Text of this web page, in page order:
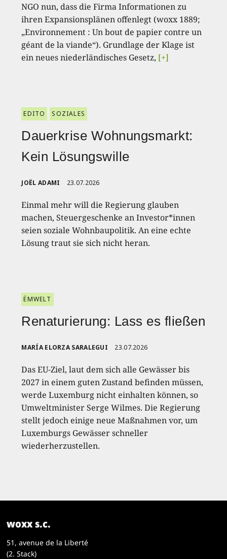
NGO nun, dass die Firma Informationen zu
ihren Expansionsplänen offenlegt (woxx 1889;
„Environnement : Un bout de papier contre un
géant de la viande“). Grundlage der Klage ist
ein neues niederländisches Gesetz, [+]
EDITO SOZIALES
Dauerkrise Wohnungsmarkt:
Kein Lösungswille
JOËL ADAMI 23.07.2026
Einmal mehr will die Regierung glauben
machen, Steuergeschenke an Investor*innen
seien soziale Wohnbaupolitik. An eine echte
Lösung traut sie sich nicht heran.
ËMWELT
Renaturierung: Lass es fließen
MARÍA ELORZA SARALEGUI 23.07.2026
Das EU-Ziel, laut dem sich alle Gewässer bis
2027 in einem guten Zustand befinden müssen,
werde Luxemburg nicht einhalten können, so
Umweltminister Serge Wilmes. Die Regierung
stellt jedoch einige neue Maßnahmen vor, um
Luxemburgs Gewässer schneller
wiederherzustellen.
woxx s.c.
51, avenue de la Liberté
(2. Stack)